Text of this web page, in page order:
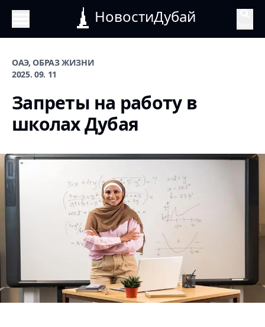
НовостиДубай
ОАЭ, ОБРАЗ ЖИЗНИ
2025. 09. 11
Запреты на работу в
школах Дубая